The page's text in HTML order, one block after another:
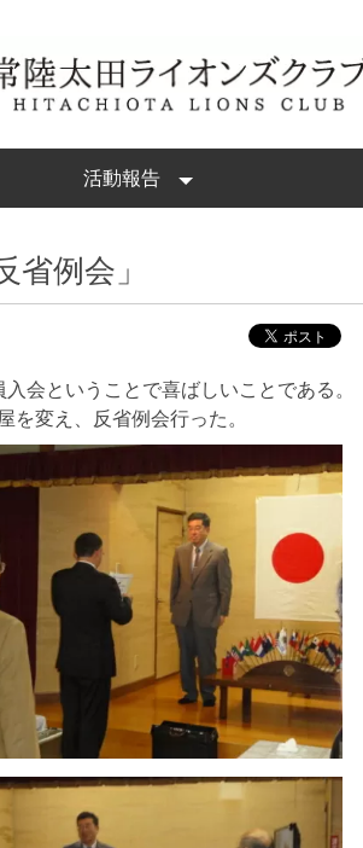
活動報告
例会」
会ということで喜ばしいことである。
変え、反省例会行った。